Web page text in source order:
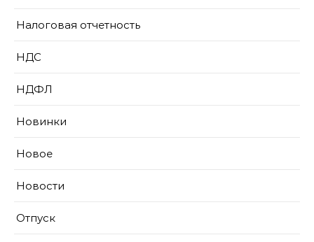
Налоговая отчетность
НДС
НДФЛ
Новинки
Новое
Новости
Отпуск